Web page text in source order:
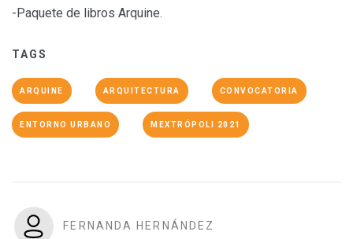
-Paquete de libros Arquine.
TAGS
ARQUINE ARQUITECTURA CONVOCATORIA
ENTORNO URBANO MEXTRÓPOLI 2021
FERNANDA HERNÁNDEZ